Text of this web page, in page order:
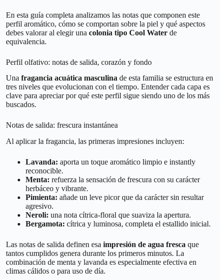
En esta guía completa analizamos las notas que componen este
perfil aromático, cómo se comportan sobre la piel y qué aspectos
debes valorar al elegir una colonia tipo Cool Water de
equivalencia.
Perfil olfativo: notas de salida, corazón y fondo
Una fragancia acuática masculina de esta familia se estructura en
tres niveles que evolucionan con el tiempo. Entender cada capa es
clave para apreciar por qué este perfil sigue siendo uno de los más
buscados.
Notas de salida: frescura instantánea
Al aplicar la fragancia, las primeras impresiones incluyen:
Lavanda: aporta un toque aromático limpio e instantly
reconocible.
Menta: refuerza la sensación de frescura con su carácter
herbáceo y vibrante.
Pimienta: añade un leve picor que da carácter sin resultar
agresivo.
Neroli: una nota cítrica-floral que suaviza la apertura.
Bergamota: cítrica y luminosa, completa el estallido inicial.
Las notas de salida definen esa impresión de agua fresca que
tantos cumplidos genera durante los primeros minutos. La
combinación de menta y lavanda es especialmente efectiva en
climas cálidos o para uso de día.